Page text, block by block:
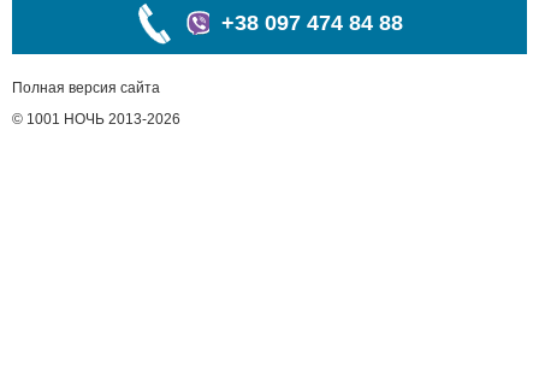
+38 097 474 84 88
Полная версия сайта
© 1001 НОЧЬ 2013-2026